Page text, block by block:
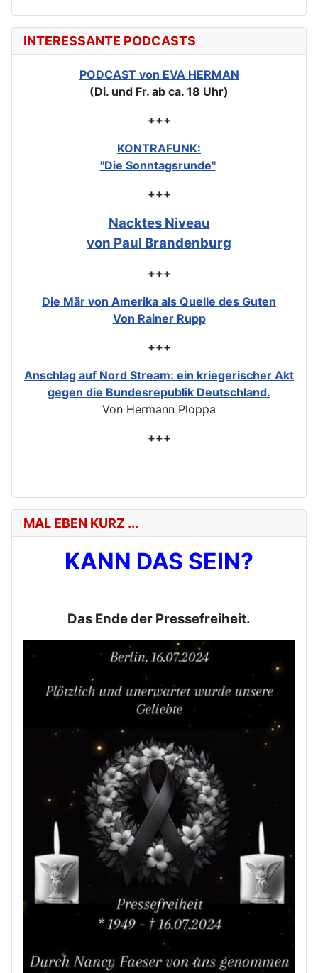
INTERESSANTE PODCASTS
PODCAST von EVA HERMAN
(Di. und Fr. ab ca. 18 Uhr)
+++
KONTRAFUNK:
"Die Sonntagsrunde"
+++
Nacktes Niveau
von Paul Brandenburg
+++
Die Mär von Amerika als Quelle des Guten
Von Rainer Rupp
+++
Anschlag auf Nord Stream: ein kriegerischer Akt
gegen die Bundesrepublik Deutschland.
Von Hermann Ploppa
+++
MAL EBEN KURZ ...
KANN DAS SEIN?
Das Ende der Pressefreiheit.